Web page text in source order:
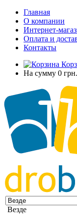
Главная
О компании
Интернет-
Оплата и
Контакты
На сумму 0 грн.
Везде